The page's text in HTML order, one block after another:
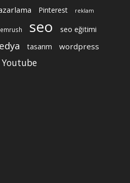
Pinterest reklam
seo seo eğitimi
tasarım wordpress
Youtube